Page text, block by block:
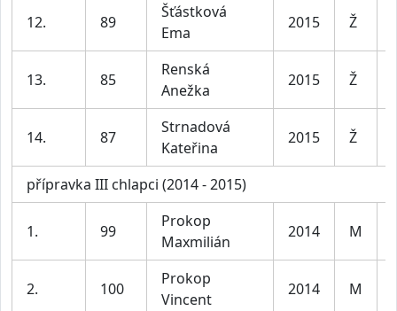
12. 89
Šťástková
Ema
2015 Ž
13. 85
Renská
Anežka
2015 Ž
14. 87
Strnadová
Kateřina
2015 Ž
přípravka III chlapci (2014 - 2015)
1. 99
Prokop
Maxmilián
2014 M
2. 100
Prokop
Vincent
2014 M